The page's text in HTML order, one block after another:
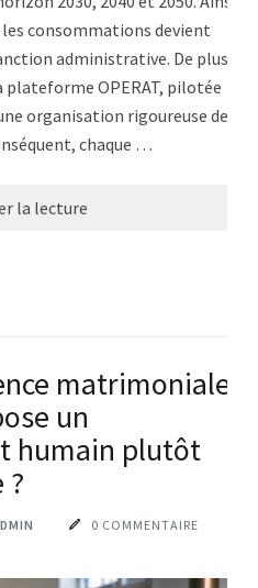
consommations devient
administrative. De plus,
plateforme OPERAT, pilotée
organisation rigoureuse des
chaque …
la lecture
matrimoniale
un
humain plutôt
?
0 COMMENTAIRE